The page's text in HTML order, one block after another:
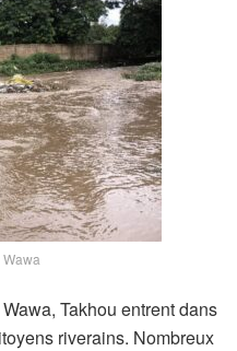
Takhou entrent dans
riverains. Nombreux